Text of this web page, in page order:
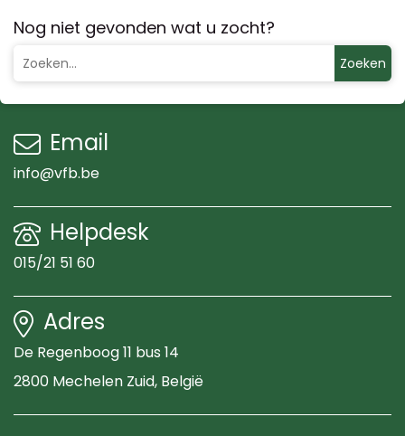
Nog niet gevonden wat u zocht?
Zoeken
Email
info@vfb.be
Helpdesk
015/21 51 60
Adres
De Regenboog 11 bus 14
2800 Mechelen Zuid, België